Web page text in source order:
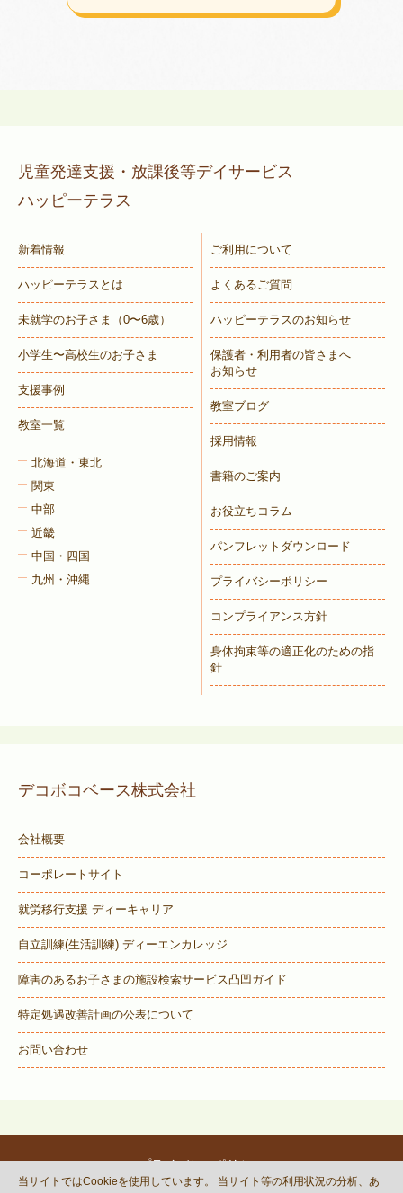
児童発達支援・放課後等デイサービス
ハッピーテラス
新着情報
ハッピーテラスとは
未就学のお子さま （0〜6歳）
小学生〜高校生のお子さま
支援事例
教室一覧
北海道・東北
関東
中部
近畿
中国・四国
九州・沖縄
ご利用について
よくあるご質問
ハッピーテラスのお知らせ
保護者・利用者の皆さまへ
お知らせ
教室ブログ
採用情報
書籍のご案内
お役立ちコラム
パンフレットダウンロード
プライバシーポリシー
コンプライアンス方針
身体拘束等の適正化のための指
針
デコボコベース株式会社
会社概要
コーポレートサイト
就労移行支援 ディーキャリア
自立訓練(生活訓練) ディーエンカレッジ
障害のあるお子さまの施設検索サービス凸凹ガイド
特定処遇改善計画の公表について
お問い合わせ
プライバシーポリシー
© DECOBOCO BASE Co.,Ltd.
当サイトではCookieを使用しています。 当サイト等の利用状況の分析、あ